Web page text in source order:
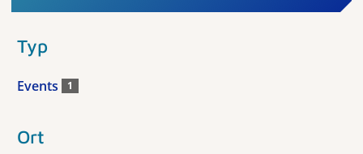
Typ
Events 1
Ort